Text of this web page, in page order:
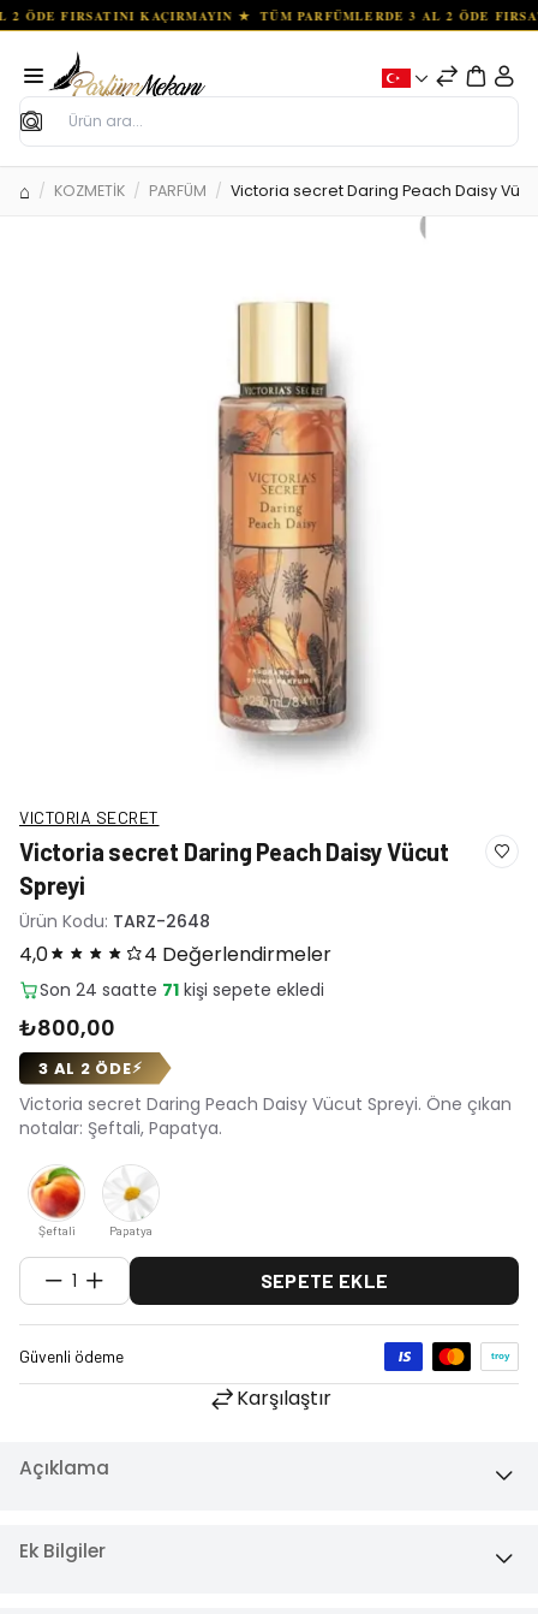
Ara
KOZMETİK PARFÜM Victoria secret Daring Peach Daisy
VICTORIA SECRET
Victoria secret Daring Peach Daisy Vücut
Spreyi
Ürün Kodu: TARZ-2648
4,0 4 Değerlendirmeler
Son 24 saatte 19 adet satıldı
₺800,00
3 AL 2 ÖDE⚡
Victoria secret Daring Peach Daisy Vücut Spreyi. Öne çıkan
notalar: Şeftali, Papatya.
Şeftali Papatya
1 SEPETE EKLE
Karşılaştır
Açıklama
Ek Bilgiler